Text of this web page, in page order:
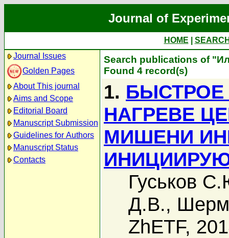
Journal of
HOME
Journal Issues
Golden Pages
About This journal
Aims and Scope
Editorial Board
Manuscript Submission
Guidelines for Authors
Manuscript Status
Contacts
Search publications of
Found 4 record(s)
1. БЫСТРОЕ
НАГРЕВЕ
МИШЕНИ
Гуськов
Д.В.,
ZhETF,